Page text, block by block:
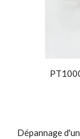
Dépannage